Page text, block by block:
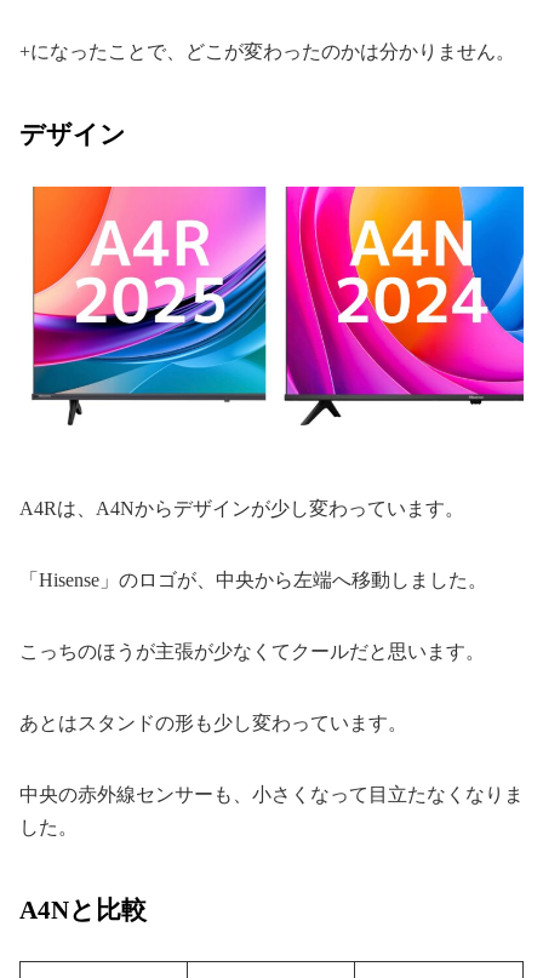
+になったことで、どこが変わったのかは分かりません。
デザイン
A4Rは、A4Nからデザインが少し変わっています。
「Hisense」のロゴが、中央から左端へ移動しました。
こっちのほうが主張が少なくてクールだと思います。
あとはスタンドの形も少し変わっています。
中央の赤外線センサーも、小さくなって目立たなくなりま
した。
A4Nと比較